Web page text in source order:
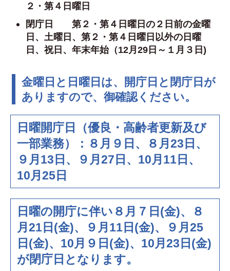
２・第４日曜日
閉庁日 第２・第４日曜日の２日前の金曜
日 、土曜日、第２・第４日曜日以外の日曜
日、祝日、年末年始（12月29日～１月３日)
金曜日と日曜日は、開庁日と閉庁日が
ありますので、御確認ください。
日曜開庁日（優良・高齢者更新及び
一部業務）：８月９日、８月23日、
９月13日、９月27日、10月11日、
10月25日
日曜の開庁に伴い ８月７日(金)、８
月21日(金)、９月11日(金)、９月25
日(金)、10月９日(金)、10月23日(金)
が閉庁日となります。